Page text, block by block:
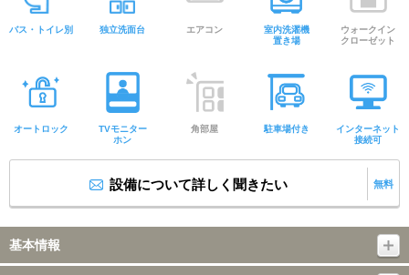
バス・トイレ別 独立洗面台 エアコン
室内洗濯機
置き場
ウォークイン
クローゼット
オートロック
TVモニター
ホン
角部屋 駐車場付き
インターネット
接続可
設備について詳しく聞きたい 無料
基本情報